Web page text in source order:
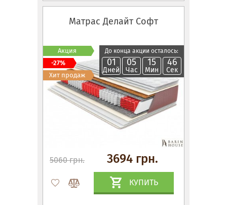
Матрас Делайт Софт
До конца акции осталось:
01
Дней
05
Час
15
Мин
45
Сек
5060 грн. 3694 грн.
КУПИТЬ
Акция
-27%
Хит продаж